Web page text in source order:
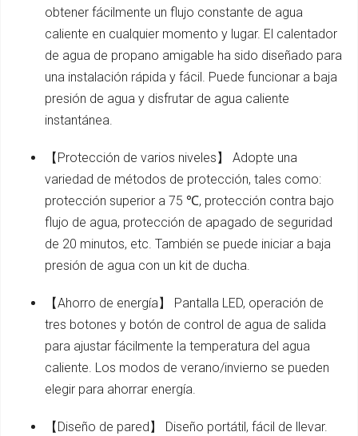
obtener fácilmente un flujo constante de agua
caliente en cualquier momento y lugar. El calentador
de agua de propano amigable ha sido diseñado para
una instalación rápida y fácil. Puede funcionar a baja
presión de agua y disfrutar de agua caliente
instantánea.
【Protección de varios niveles】 Adopte una
variedad de métodos de protección, tales como:
protección superior a 75 ℃, protección contra bajo
flujo de agua, protección de apagado de seguridad
de 20 minutos, etc. También se puede iniciar a baja
presión de agua con un kit de ducha.
【Ahorro de energía】 Pantalla LED, operación de
tres botones y botón de control de agua de salida
para ajustar fácilmente la temperatura del agua
caliente. Los modos de verano/invierno se pueden
elegir para ahorrar energía.
【Diseño de pared】 Diseño portátil, fácil de llevar.